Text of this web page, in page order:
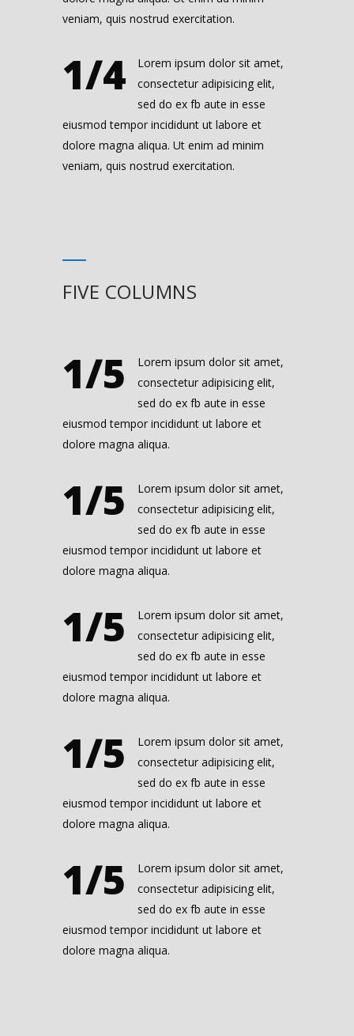
veniam, quis nostrud exercitation.
1/4
Lorem ipsum dolor sit amet,
consectetur adipisicing elit,
sed do ex fb aute in esse
eiusmod tempor incididunt ut labore et
dolore magna aliqua. Ut enim ad minim
veniam, quis nostrud exercitation.
FIVE COLUMNS
1/5
Lorem ipsum dolor sit amet,
consectetur adipisicing elit,
sed do ex fb aute in esse
eiusmod tempor incididunt ut labore et
dolore magna aliqua.
1/5
Lorem ipsum dolor sit amet,
consectetur adipisicing elit,
sed do ex fb aute in esse
eiusmod tempor incididunt ut labore et
dolore magna aliqua.
1/5
Lorem ipsum dolor sit amet,
consectetur adipisicing elit,
sed do ex fb aute in esse
eiusmod tempor incididunt ut labore et
dolore magna aliqua.
1/5
Lorem ipsum dolor sit amet,
consectetur adipisicing elit,
sed do ex fb aute in esse
eiusmod tempor incididunt ut labore et
dolore magna aliqua.
1/5
Lorem ipsum dolor sit amet,
consectetur adipisicing elit,
sed do ex fb aute in esse
eiusmod tempor incididunt ut labore et
dolore magna aliqua.